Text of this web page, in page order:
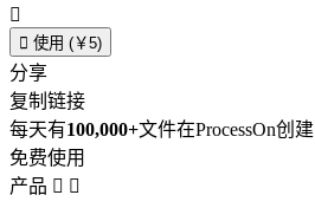

 使用 (￥5)
分享
复制链接
每天有100,000+文件在ProcessOn创建
免费使用
产品  